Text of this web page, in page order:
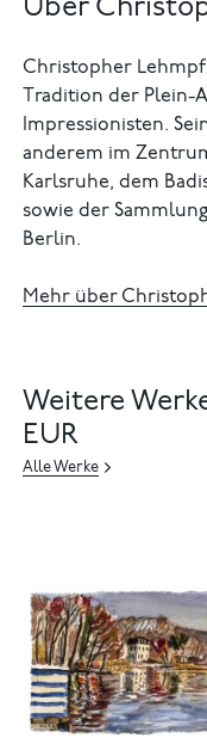
Über
Christopher
Tradition der
Impressionisten.
anderem im
Karlsruhe, dem
sowie der
Berlin.
Mehr über
Weitere
EUR
Alle Werke